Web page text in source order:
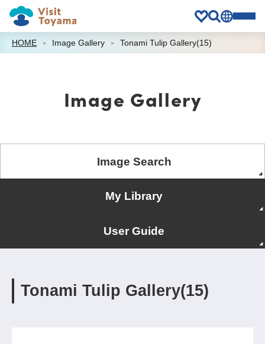
HOME Image Gallery Tonami Tulip Gallery(15)
Image Gallery
Image Search
My Library
User Guide
Tonami Tulip Gallery(15)